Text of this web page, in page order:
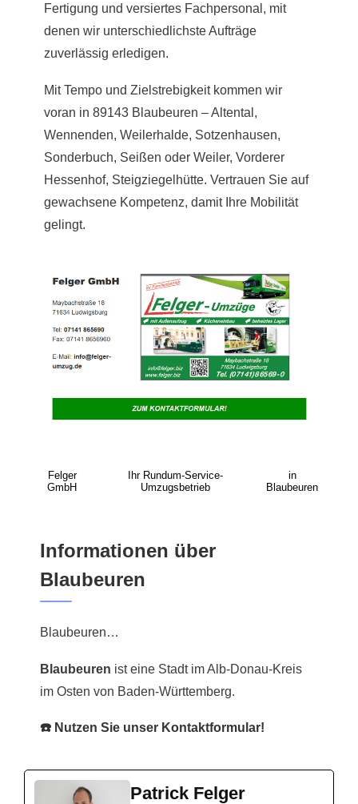
Fertigung und versiertes Fachpersonal, mit
denen wir unterschiedlichste Aufträge
zuverlässig erledigen.
Mit Tempo und Zielstrebigkeit kommen wir
voran in 89143 Blaubeuren – Altental,
Wennenden, Weilerhalde, Sotzenhausen,
Sonderbuch, Seißen oder Weiler, Vorderer
Hessenhof, Steigziegelhütte. Vertrauen Sie auf
gewachsene Kompetenz, damit Ihre Mobilität
gelingt.
Felger
GmbH
Ihr Rundum-Service-
Umzugsbetrieb
in
Blaubeuren
Informationen über
Blaubeuren
Blaubeuren…
Blaubeuren ist eine Stadt im Alb-Donau-Kreis
im Osten von Baden-Württemberg.
☎️ Nutzen Sie unser Kontaktformular!
Patrick Felger